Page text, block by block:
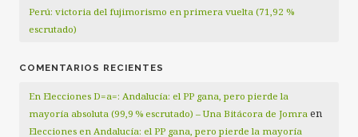
Perú: victoria del fujimorismo en primera vuelta (71,92 %
escrutado)
COMENTARIOS RECIENTES
En Elecciones D=a=: Andalucía: el PP gana, pero pierde la
mayoría absoluta (99,9 % escrutado) – Una Bitácora de Jomra en
Elecciones en Andalucía: el PP gana, pero pierde la mayoría